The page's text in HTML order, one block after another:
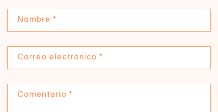
Nombre *
Correo electrónico *
Comentario *